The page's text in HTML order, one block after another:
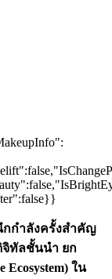
กกำลังครั้งสำคัญ
จิทัลชั้นนำ ยก
ใน